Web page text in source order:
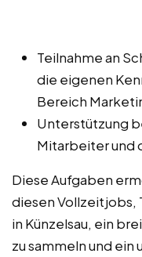
Teilnahme an
die eigenen
Bereich
Unterstützung
Mitarbeiter und
Diese Aufgaben
diesen Vollzeitjobs,
in Künzelsau, ein
zu sammeln und ein